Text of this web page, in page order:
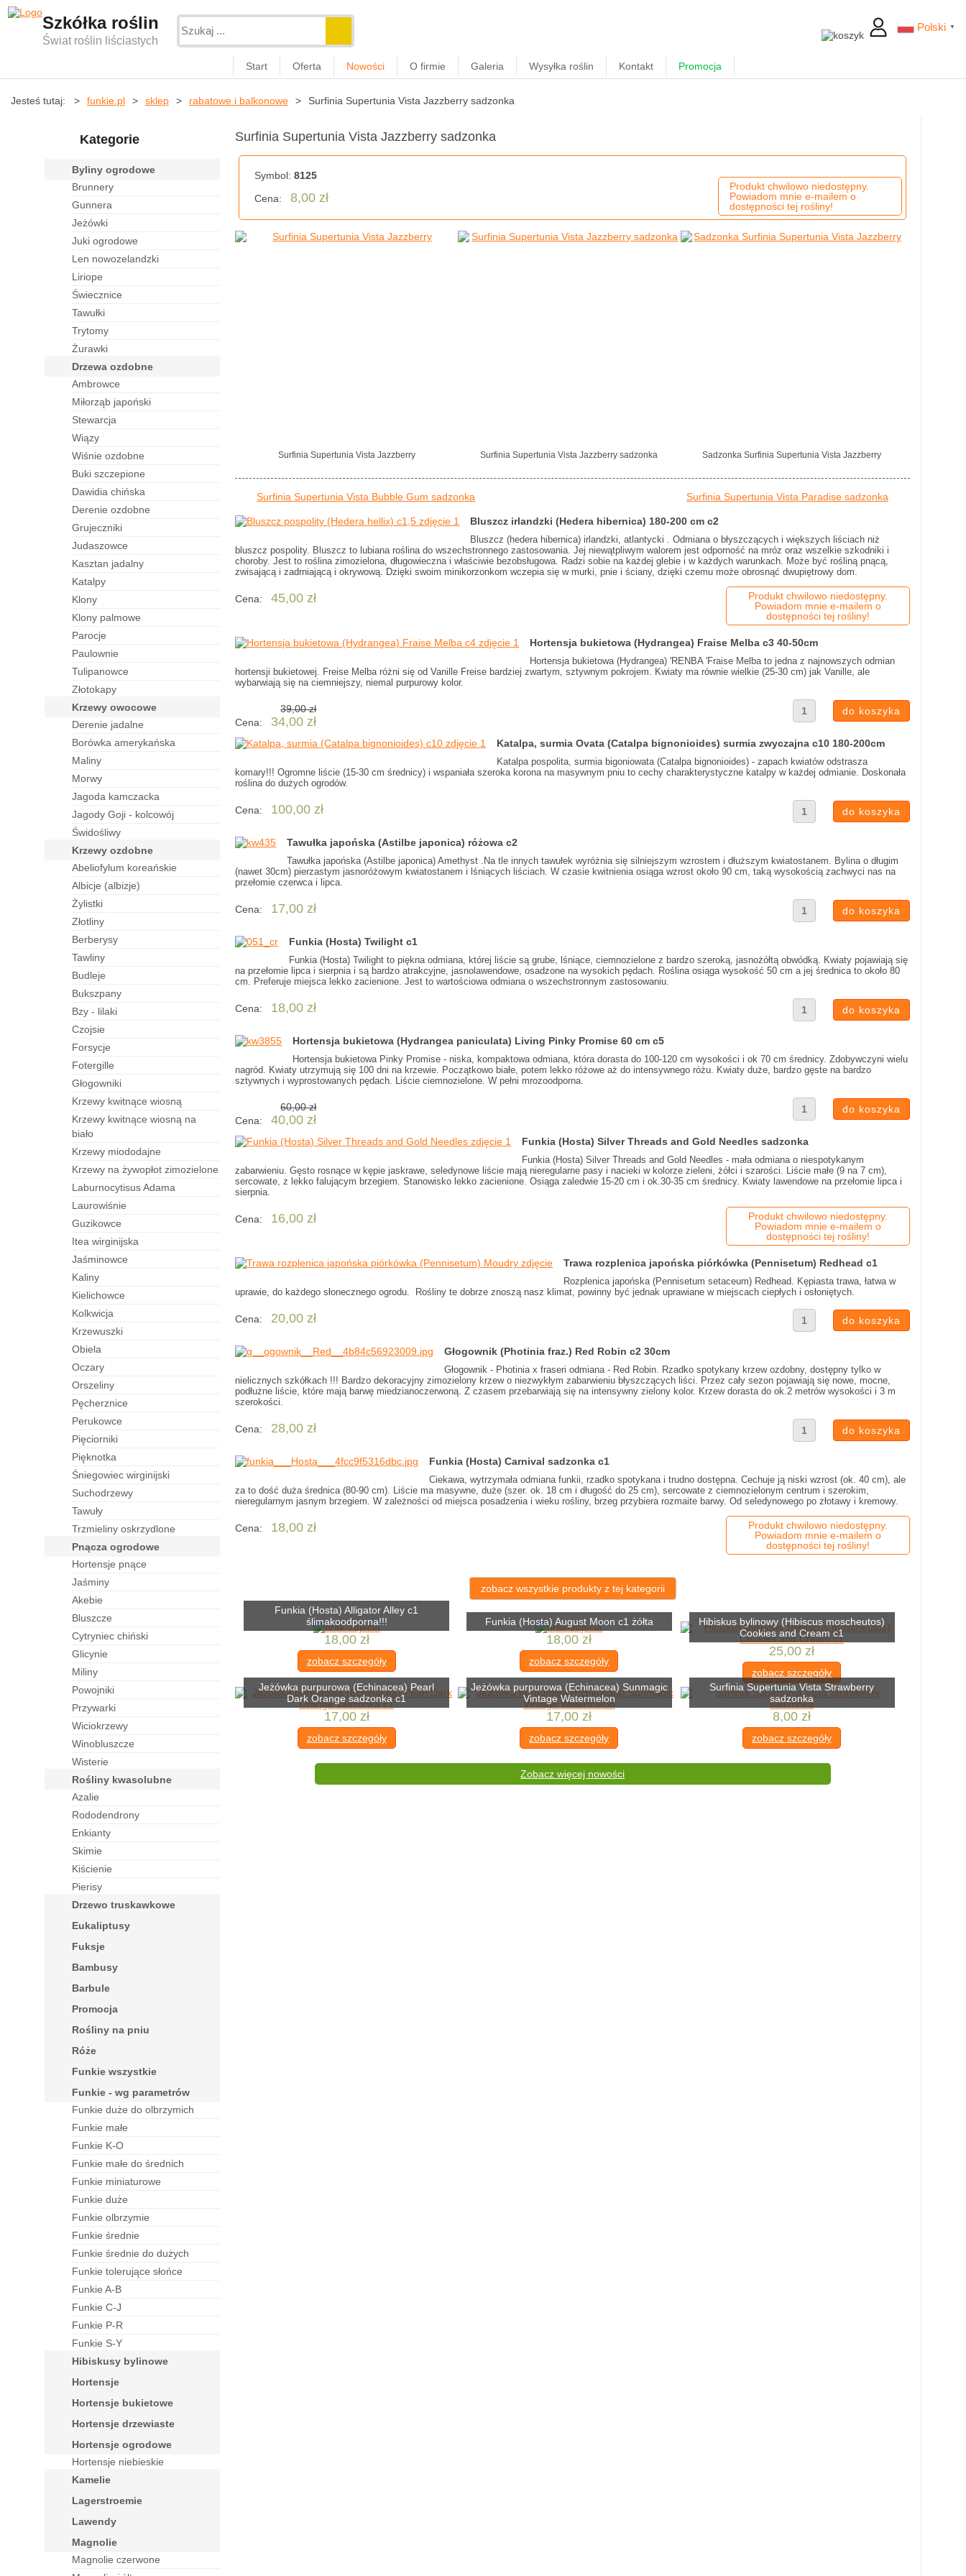
Szkółka roślin
Świat roślin liściastych
Polski ▼
Start Oferta Nowości O firmie Galeria Wysyłka roślin Kontakt Promocja
Jesteś tutaj: funkie.pl sklep rabatowe i balkonowe Surfinia Supertunia Vista Jazzberry sadzonka
Kategorie
byliny ogrodowe
brunnery
gunnera
jeżówki
juki ogrodowe
len nowozelandzki
liriope
świecznice
tawułki
trytomy
żurawki
drzewa ozdobne
ambrowce
miłorząb japoński
stewarcja
wiązy
wiśnie ozdobne
buki szczepione
dawidia chińska
derenie ozdobne
grujeczniki
judaszowce
kasztan jadalny
katalpy
klony
klony palmowe
parocje
paulownie
tulipanowce
złotokapy
krzewy owocowe
derenie jadalne
borówka amerykańska
maliny
morwy
jagoda kamczacka
jagody Goji - kolcowój
świdośliwy
krzewy ozdobne
abeliofylum koreańskie
albicje (albizje)
żylistki
złotliny
berberysy
tawliny
budleje
bukszpany
bzy - lilaki
czojsie
forsycje
fotergille
Głogowniki
Krzewy kwitnące wiosną
Krzewy kwitnące wiosną na
biało
Krzewy miododajne
Krzewy na żywopłot zimozielone
laburnocytisus Adama
laurowiśnie
guzikowce
itea wirginijska
jaśminowce
kaliny
kielichowce
kolkwicja
krzewuszki
obiela
oczary
orszeliny
pęcherznice
perukowce
pięciorniki
pięknotka
śniegowiec wirginijski
suchodrzewy
tawuły
trzmieliny oskrzydlone
pnącza ogrodowe
hortensje pnące
jaśminy
akebie
bluszcze
cytryniec chiński
glicynie
miliny
powojniki
przywarki
wiciokrzewy
winobluszcze
wisterie
rośliny kwasolubne
azalie
rododendrony
enkianty
skimie
kiścienie
pierisy
drzewo truskawkowe
eukaliptusy
fuksje
bambusy
barbule
Promocja
rośliny na pniu
róże
funkie wszystkie
funkie - wg parametrów
funkie duże do olbrzymich
funkie małe
funkie K-O
funkie małe do średnich
funkie miniaturowe
funkie duże
funkie olbrzymie
funkie średnie
funkie średnie do dużych
funkie tolerujące słońce
funkie A-B
funkie C-J
funkie P-R
funkie S-Y
hibiskusy bylinowe
hortensje
hortensje bukietowe
hortensje drzewiaste
hortensje ogrodowe
Hortensje niebieskie
kamelie
lagerstroemie
lawendy
magnolie
Magnolie czerwone
Surfinia Supertunia Vista Jazzberry sadzonka
Symbol:8125
Cena:
8,00 zł
Produkt chwilowo niedostępny.
Powiadom mnie e-mailem o
dostępności tej rośliny!
Surfinia Supertunia Vista Jazzberry Surfinia Supertunia Vista Jazzberry sadzonka Sadzonka Surfinia Supertunia Vista Jazzberry
Surfinia Supertunia Vista Bubble Gum sadzonka Surfinia Supertunia Vista Paradise sadzonka
Bluszcz irlandzki (Hedera hibernica) 180-200 cm c2
Bluszcz (hedera hibernica) irlandzki, atlantycki . Odmiana o błyszczących i większych liściach niż
bluszcz pospolity. Bluszcz to lubiana roślina do wszechstronnego zastosowania. Jej niewątpliwym walorem jest odporność na mróz oraz wszelkie szkodniki i
choroby. Jest to roślina zimozielona, długowieczna i właściwie bezobsługowa. Radzi sobie na każdej glebie i w każdych warunkach. Może być rośliną pnącą,
zwisającą i zadrniającą i okrywową. Dzięki swoim minikorzonkom wczepia się w murki, pnie i ściany, dzięki czemu może obrosnąć dwupiętrowy dom.
Cena: 45,00 zł
Produkt chwilowo niedostępny.
Powiadom mnie e-mailem o
dostępności tej rośliny!
Hortensja bukietowa (Hydrangea) Fraise Melba c3 40-50cm
Hortensja bukietowa (Hydrangea) 'RENBA 'Fraise Melba to jedna z najnowszych odmian
hortensji bukietowej. Freise Melba różni się od Vanille Freise bardziej zwartym, sztywnym pokrojem. Kwiaty ma równie wielkie (25-30 cm) jak Vanille, ale
wybarwiają się na ciemniejszy, niemal purpurowy kolor.
39,00 zł
Cena:
34,00 zł
Katalpa, surmia Ovata (Catalpa bignonioides) surmia zwyczajna c10 180-200cm
Katalpa pospolita, surmia bigoniowata (Catalpa bignonioides) - zapach kwiatów odstrasza
komary!!! Ogromne liście (15-30 cm średnicy) i wspaniała szeroka korona na masywnym pniu to cechy charakterystyczne katalpy w każdej odmianie. Doskonała
roślina do dużych ogrodów.
Cena: 100,00 zł
Tawułka japońska (Astilbe japonica) różowa c2
Tawułka japońska (Astilbe japonica) Amethyst .Na tle innych tawułek wyróżnia się silniejszym wzrostem i dłuższym kwiatostanem. Bylina o długim
(nawet 30cm) pierzastym jasnoróżowym kwiatostanem i lśniących liściach. W czasie kwitnienia osiąga wzrost około 90 cm, taką wysokością zachwyci nas na
przełomie czerwca i lipca.
Cena: 17,00 zł
Funkia (Hosta) Twilight c1
Funkia (Hosta) Twilight to piękna odmiana, której liście są grube, lśniące, ciemnozielone z bardzo szeroką, jasnożółtą obwódką. Kwiaty pojawiają się
na przełomie lipca i sierpnia i są bardzo atrakcyjne, jasnolawendowe, osadzone na wysokich pędach. Roślina osiąga wysokość 50 cm a jej średnica to około 80
cm. Preferuje miejsca lekko zacienione. Jest to wartościowa odmiana o wszechstronnym zastosowaniu.
Cena: 18,00 zł
Hortensja bukietowa (Hydrangea paniculata) Living Pinky Promise 60 cm c5
Hortensja bukietowa Pinky Promise - niska, kompaktowa odmiana, która dorasta do 100-120 cm wysokości i ok 70 cm średnicy. Zdobywczyni wielu
nagród. Kwiaty utrzymują się 100 dni na krzewie. Początkowo białe, potem lekko różowe aż do intensywnego różu. Kwiaty duże, bardzo gęste na bardzo
sztywnych i wyprostowanych pędach. Liście ciemnozielone. W pełni mrozoodporna.
60,00 zł
Cena:
40,00 zł
Funkia (Hosta) Silver Threads and Gold Needles sadzonka
Funkia (Hosta) Silver Threads and Gold Needles - mała odmiana o niespotykanym
zabarwieniu. Gęsto rosnące w kępie jaskrawe, seledynowe liście mają nieregularne pasy i nacieki w kolorze zieleni, żółci i szarości. Liście małe (9 na 7 cm),
sercowate, z lekko falującym brzegiem. Stanowisko lekko zacienione. Osiąga zaledwie 15-20 cm i ok.30-35 cm średnicy. Kwiaty lawendowe na przełomie lipca i
sierpnia.
Cena: 16,00 zł
Produkt chwilowo niedostępny.
Powiadom mnie e-mailem o
dostępności tej rośliny!
Trawa rozplenica japońska piórkówka (Pennisetum) Redhead c1
Rozplenica japońska (Pennisetum setaceum) Redhead. Kępiasta trawa, łatwa w
uprawie, do każdego słonecznego ogrodu. Rośliny te dobrze znoszą nasz klimat, powinny być jednak uprawiane w miejscach ciepłych i osłoniętych.
Cena: 20,00 zł
Głogownik (Photinia fraz.) Red Robin c2 30cm
Głogownik - Photinia x fraseri odmiana - Red Robin. Rzadko spotykany krzew ozdobny, dostępny tylko w
nielicznych szkółkach !!! Bardzo dekoracyjny zimozielony krzew o niezwykłym zabarwieniu błyszczących liści. Przez cały sezon pojawiają się nowe, mocne,
podłużne liście, które mają barwę miedzianoczerwoną. Z czasem przebarwiają się na intensywny zielony kolor. Krzew dorasta do ok.2 metrów wysokości i 3 m
szerokości.
Cena: 28,00 zł
Funkia (Hosta) Carnival sadzonka c1
Ciekawa, wytrzymała odmiana funkii, rzadko spotykana i trudno dostępna. Cechuje ją niski wzrost (ok. 40 cm), ale
za to dość duża średnica (80-90 cm). Liście ma masywne, duże (szer. ok. 18 cm i długość do 25 cm), sercowate z ciemnozielonym centrum i szerokim,
nieregularnym jasnym brzegiem. W zależności od miejsca posadzenia i wieku rośliny, brzeg przybiera rozmaite barwy. Od seledynowego po złotawy i kremowy.
Cena: 18,00 zł
Produkt chwilowo niedostępny.
Powiadom mnie e-mailem o
dostępności tej rośliny!
zobacz wszystkie produkty z tej kategorii
Funkia (Hosta) Alligator Alley c1
ślimakoodporna!!!
18,00 zł
zobacz szczegóły
Funkia (Hosta) August Moon c1 żółta
18,00 zł
zobacz szczegóły
Hibiskus bylinowy (Hibiscus moscheutos)
Cookies and Cream c1
25,00 zł
zobacz szczegóły
Jeżówka purpurowa (Echinacea) Pearl
Dark Orange sadzonka c1
17,00 zł
zobacz szczegóły
Jeżówka purpurowa (Echinacea) Sunmagic
Vintage Watermelon
17,00 zł
zobacz szczegóły
Surfinia Supertunia Vista Strawberry
sadzonka
8,00 zł
zobacz szczegóły
Zobacz więcej nowości